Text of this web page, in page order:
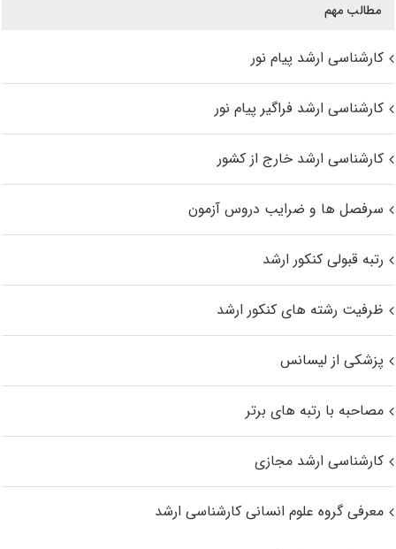
مطالب مهم
کارشناسی ارشد پیام نور
کارشناسی ارشد فراگیر پیام نور
کارشناسی ارشد خارج از کشور
سرفصل ها و ضرایب دروس آزمون
رتبه قبولی کنکور ارشد
ظرفیت رشته های کنکور ارشد
پزشکی از لیسانس
مصاحبه با رتبه های برتر
کارشناسی ارشد مجازی
معرفی گروه علوم انسانی کارشناسی ارشد